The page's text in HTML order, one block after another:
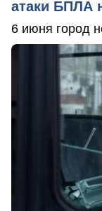
атаки БПЛА
6 июня город